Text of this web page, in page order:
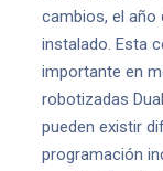
cambios, el año
instalado. Esta
importante en
robotizadas
pueden existir
programación